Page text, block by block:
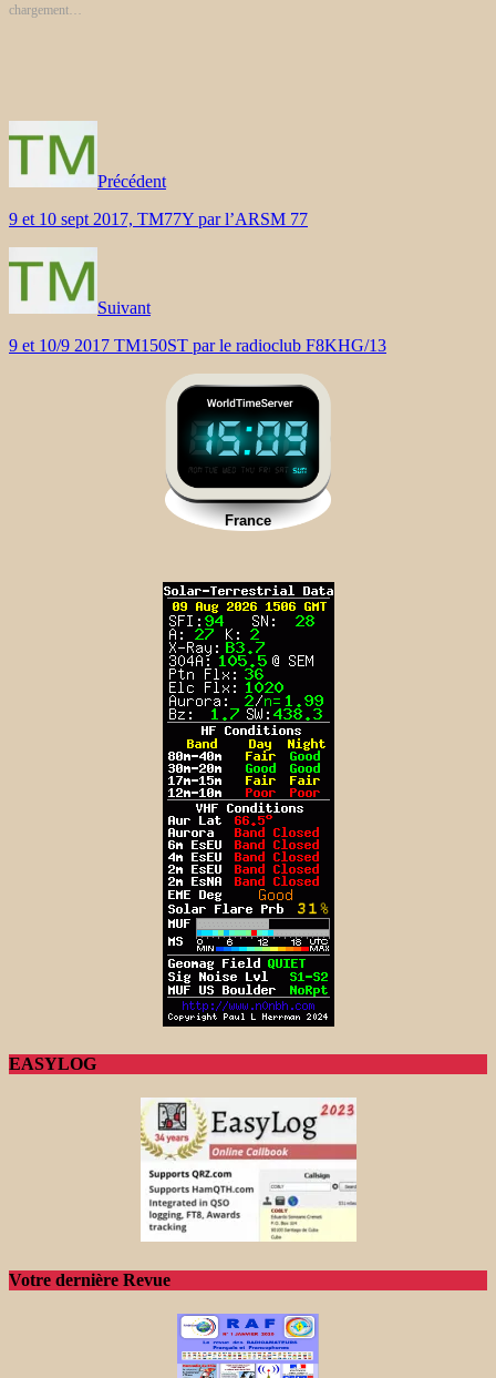
chargement…
Précédent
9 et 10 sept 2017, TM77Y par l’ARSM 77
Suivant
9 et 10/9 2017 TM150ST par le radioclub F8KHG/13
EASYLOG
Votre dernière Revue